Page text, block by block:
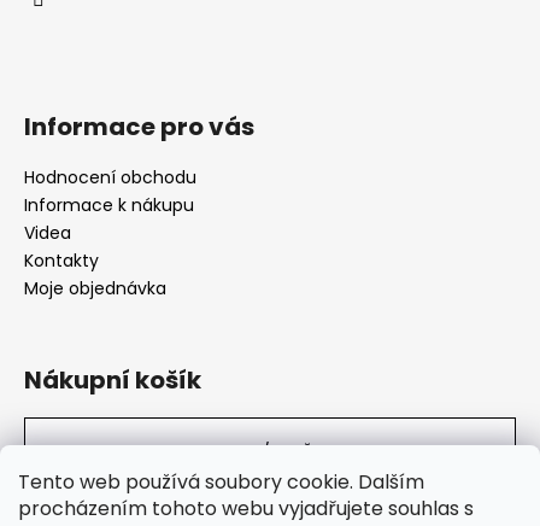
Tento web používá soubory cookie. Dalším
procházením tohoto webu vyjadřujete souhlas s
Informace pro vás
Hodnocení obchodu
Informace k nákupu
Videa
Kontakty
Moje objednávka
Nákupní košík
0KS /0 KČ